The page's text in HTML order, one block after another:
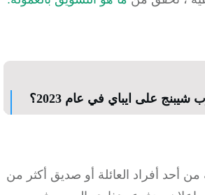
على ايباي في عام 2023؟
أفراد العائلة أو صديق أكثر من